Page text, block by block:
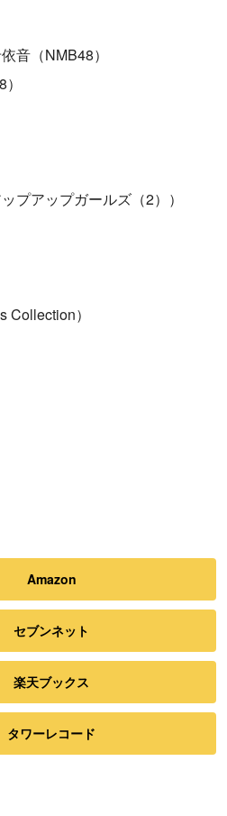
音（NMB48）
プアップガールズ（2））
Collection）
Amazon
セブンネット
楽天ブックス
タワーレコード